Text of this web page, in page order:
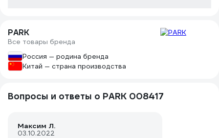
PARK
Все товары бренда
Россия — родина бренда
Китай — страна производства
Вопросы и ответы о PARK 008417
Максим Л.
03.10.2022